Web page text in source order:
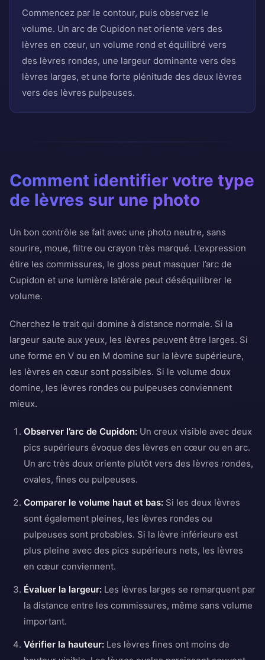
Commencez par le contour, puis observez le
volume. Un arc de Cupidon net oriente vers des
lèvres en cœur, un volume rond et équilibré vers
des lèvres rondes, une largeur dominante vers des
lèvres larges, et une forte plénitude des deux lèvres
vers des lèvres pulpeuses.
Comment identifier votre type
de lèvres sur une photo
Un bon contrôle se fait avec une photo neutre, sans
sourire, moue, filtre ou crayon très marqué. L’expression
étire les commissures, le gloss peut masquer l’arc de
Cupidon et une lumière latérale peut déséquilibrer le
volume.
Cherchez le trait qui domine à distance normale. Si la
largeur saute aux yeux, les lèvres peuvent être larges. Si
une forme en V ou en M domine sur la lèvre supérieure,
les lèvres en cœur sont possibles. Si le volume doux
domine, les lèvres rondes ou pulpeuses conviennent
mieux.
Observer l’arc de Cupidon: Un creux visible avec deux
pics supérieurs évoque des lèvres en cœur ou en arc.
Un arc très doux oriente plutôt vers des lèvres rondes,
ovales, fines ou pulpeuses.
Comparer le volume haut et bas: Si les deux lèvres
sont également pleines, les lèvres rondes ou
pulpeuses sont probables. Si la lèvre inférieure est
plus pleine avec des pics supérieurs nets, les lèvres
en cœur conviennent.
Évaluer la largeur: Les lèvres larges se remarquent par
la distance entre les commissures, même sans volume
important.
Vérifier la hauteur: Les lèvres fines ont moins de